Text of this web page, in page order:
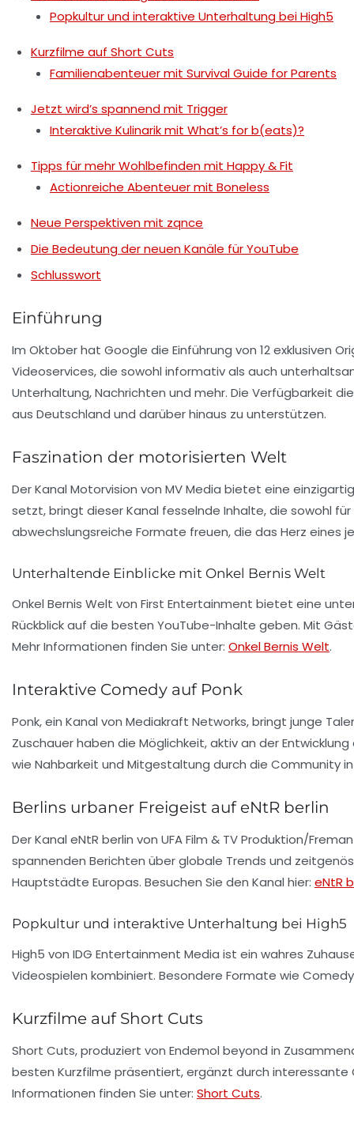
Popkultur und interaktive Unterhaltung bei High5
Kurzfilme auf Short Cuts
Familienabenteuer mit Survival Guide for Parents
Jetzt wird’s spannend mit Trigger
Interaktive Kulinarik mit What’s for b(eats)?
Tipps für mehr Wohlbefinden mit Happy & Fit
Actionreiche Abenteuer mit Boneless
Neue Perspektiven mit zqnce
Die Bedeutung der neuen Kanäle für YouTube
Schlusswort
Einführung
Im Oktober hat Google die Einführung von 12 exklusiven
Videoservices, die sowohl informativ als auch
Unterhaltung, Nachrichten und mehr. Die Verfügbarkeit
aus Deutschland und darüber hinaus zu unterstützen.
Faszination der motorisierten Welt
Der Kanal Motorvision von MV Media bietet eine
setzt, bringt dieser Kanal fesselnde Inhalte, die sowohl
abwechslungsreiche Formate freuen, die das Herz eines
Unterhaltende Einblicke mit Onkel Bernis Welt
Onkel Bernis Welt von First Entertainment bietet eine
Rückblick auf die besten YouTube-Inhalte geben. Mit
Mehr Informationen finden Sie unter: Onkel Bernis Welt.
Interaktive Comedy auf Ponk
Ponk, ein Kanal von Mediakraft Networks, bringt junge
Zuschauer haben die Möglichkeit, aktiv an der
wie Nahbarkeit und Mitgestaltung durch die Community
Berlins urbaner Freigeist auf eNtR berlin
Der Kanal eNtR berlin von UFA Film & TV Produktion/
spannenden Berichten über globale Trends und
Hauptstädte Europas. Besuchen Sie den Kanal hier: eNtR
Popkultur und interaktive Unterhaltung bei High5
High5 von IDG Entertainment Media ist ein wahres
Videospielen kombiniert. Besondere Formate wie
Kurzfilme auf Short Cuts
Short Cuts, produziert von Endemol beyond in
besten Kurzfilme präsentiert, ergänzt durch interessante
Informationen finden Sie unter: Short Cuts.